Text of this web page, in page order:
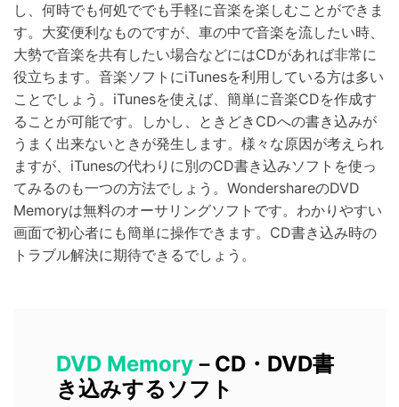
し、何時でも何処ででも手軽に音楽を楽しむことができま
す。大変便利なものですが、車の中で音楽を流したい時、
大勢で音楽を共有したい場合などにはCDがあれば非常に
役立ちます。音楽ソフトにiTunesを利用している方は多い
ことでしょう。iTunesを使えば、簡単に音楽CDを作成す
ることが可能です。しかし、ときどきCDへの書き込みが
うまく出来ないときが発生します。様々な原因が考えられ
ますが、iTunesの代わりに別のCD書き込みソフトを使っ
てみるのも一つの方法でしょう。WondershareのDVD
Memoryは無料のオーサリングソフトです。わかりやすい
画面で初心者にも簡単に操作できます。CD書き込み時の
トラブル解決に期待できるでしょう。
DVD Memory －CD・DVD書
き込みするソフト